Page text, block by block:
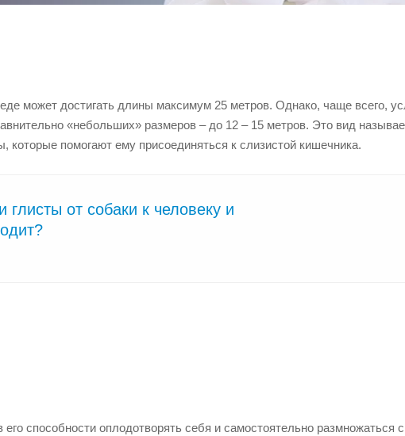
может достигать длины максимум 25 метров. Однако, чаще всего,
«небольших» размеров – до 12 – 15 метров. Это вид
помогают ему присоединяться к слизистой кишечника.
от собаки к человеку и
его способности оплодотворять себя и самостоятельно размножаться